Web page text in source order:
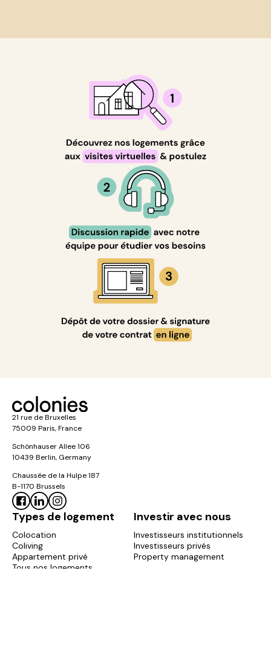
21 rue de Bruxelles
75009 Paris, France
Schönhauser Allee 106
10439 Berlin, Germany
Chaussée de la Hulpe 187
B-1170 Brussels
Types de logement
Colocation
Coliving
Appartement privé
Tous nos logements
Investir avec nous
Investisseurs institutionnels
Investisseurs privés
Property management